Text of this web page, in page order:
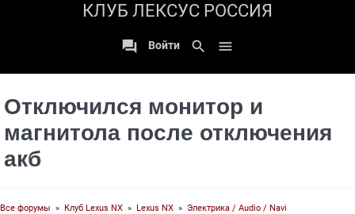
КЛУБ ЛЕКСУС РОССИЯ
 Войти search 
Отключился монитор и
магнитола после отключения
акб
Все форумы » Клуб Lexus NX » Lexus NX » Электрика / Audio / Navi